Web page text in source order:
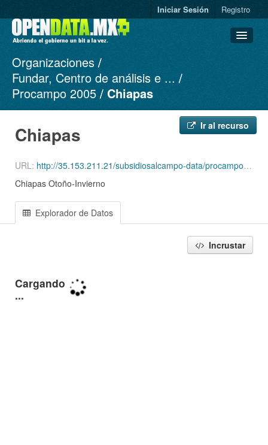
Iniciar Sesión Registro
Conjuntos de datos
Organizaciones
Grupos
Organizaciones
Fundar, Centro de análisis e ...
Procampo 2005
Chiapas
Ir al recurso
Chiapas
URL: http://35.153.211.21/subsidiosalcampo-data/procampo-2005-1994/2005/Productores_ciclo_OI05_Edo_7.csv
Chiapas Otoño-Invierno
Explorador de Datos
Incrustar